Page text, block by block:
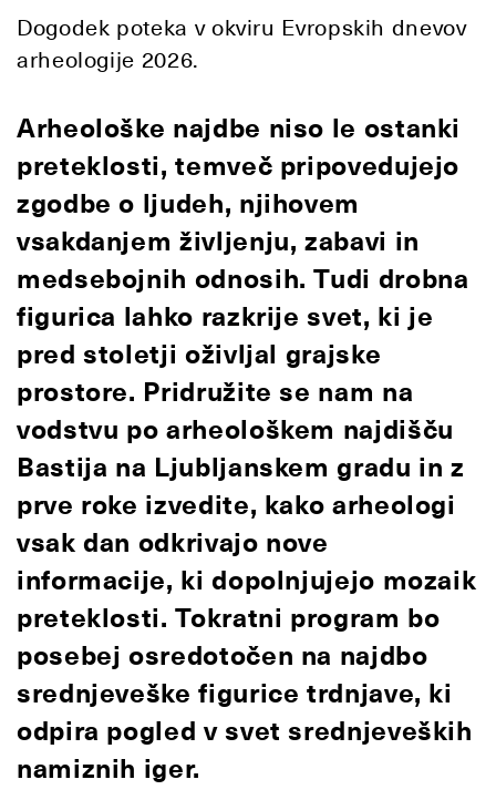
Dogodek poteka v okviru Evropskih dnevov
arheologije 2026.
Arheološke najdbe niso le ostanki
preteklosti, temveč pripovedujejo
zgodbe o ljudeh, njihovem
vsakdanjem življenju, zabavi in
medsebojnih odnosih. Tudi drobna
figurica lahko razkrije svet, ki je
pred stoletji oživljal grajske
prostore. Pridružite se nam na
vodstvu po arheološkem najdišču
Bastija na Ljubljanskem gradu in z
prve roke izvedite, kako arheologi
vsak dan odkrivajo nove
informacije, ki dopolnjujejo mozaik
preteklosti. Tokratni program bo
posebej osredotočen na najdbo
srednjeveške figurice trdnjave, ki
odpira pogled v svet srednjeveških
namiznih iger.